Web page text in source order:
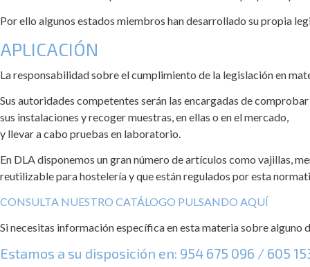
Por ello algunos estados miembros han desarrollado su propia
APLICACIÓN
La responsabilidad sobre el cumplimiento de la legislación en
Sus autoridades competentes serán las encargadas de
sus instalaciones y recoger muestras, en ellas o en el mercado,
y llevar a cabo pruebas en laboratorio.
En DLA disponemos un gran número de artículos como vajillas,
reutilizable para hostelería y que están regulados por esta
CONSULTA NUESTRO CATÁLOGO PULSANDO AQUÍ
Si necesitas información específica en esta materia sobre
Estamos a su disposición en: 954 675 096 / 605